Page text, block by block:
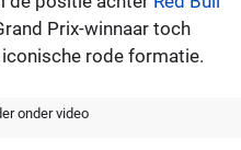
Prix-winnaar toch
rode formatie.
onder video